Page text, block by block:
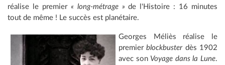
réalise le premier « long-métrage » de l'Histoire : 16 minutes
tout de même ! Le succès est planétaire.
Georges Méliès réalise le
premierblockbusterdès 1902
avec son Voyage dans la Lune.